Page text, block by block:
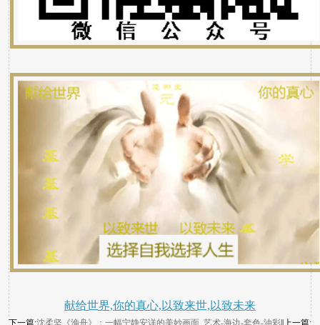
献给世界,你的真心,以致来世,以致未来
下一篇:沈柔坚《渔舟》：一幅宁静安详的美妙画面_艺术-海边-套色-油彩 ||上一篇: